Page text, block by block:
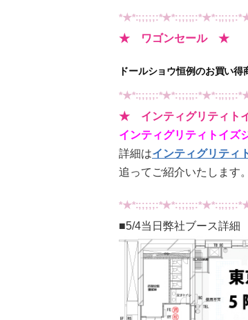
★ ワゴンセール ★
ドールショウ恒例のお買い
★ インティグリティ
インティグリティトイズ
詳細はインティグリティ
追ってご紹介いたします。
■5/4当日弊社ブース詳細